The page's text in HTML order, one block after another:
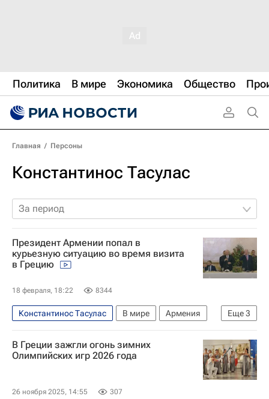
Политика В мире Экономика Общество
Главная / Персоны
Константинос Тасулас
За период
Президент Армении попал в
курьезную ситуацию во время визита
в Грецию
18 февраля, 18:22 8344
Еще3
Константинос Тасулас В мире
Армения
Греция
Афины Ваагн Хачатурян
В Греции зажгли огонь зимних
Олимпийских игр 2026 года
26 ноября 2025, 14:55 307